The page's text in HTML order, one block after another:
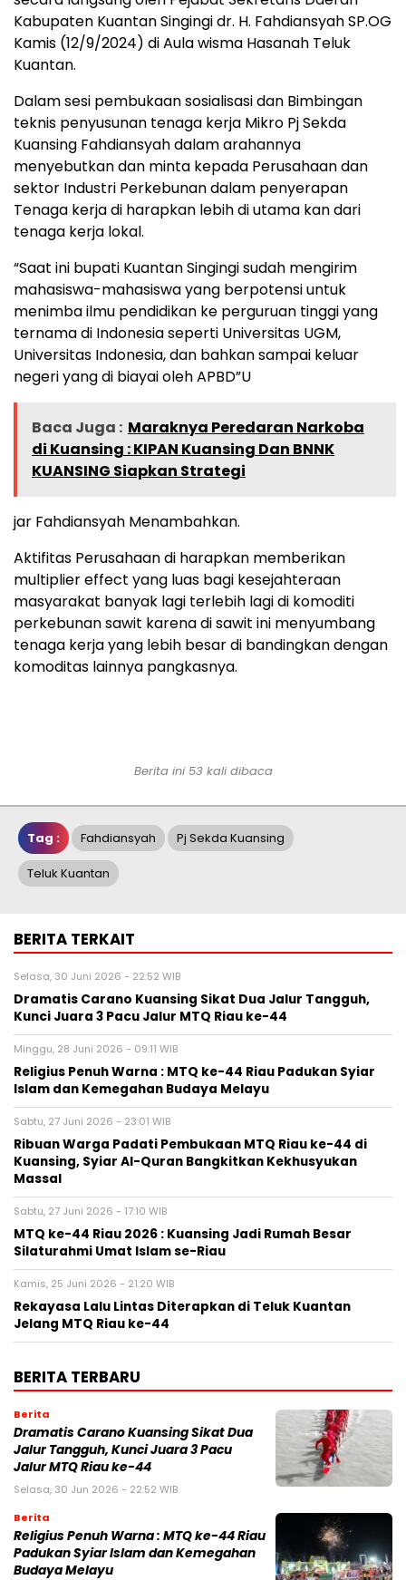
Kabupaten Kuantan Singingi dr. H. Fahdiansyah SP.OG
Kamis (12/9/2024) di Aula wisma Hasanah Teluk
Kuantan.
Dalam sesi pembukaan sosialisasi dan Bimbingan
teknis penyusunan tenaga kerja Mikro Pj Sekda
Kuansing Fahdiansyah dalam arahannya
menyebutkan dan minta kepada Perusahaan dan
sektor Industri Perkebunan dalam penyerapan
Tenaga kerja di harapkan lebih di utama kan dari
tenaga kerja lokal.
“Saat ini bupati Kuantan Singingi sudah mengirim
mahasiswa-mahasiswa yang berpotensi untuk
menimba ilmu pendidikan ke perguruan tinggi yang
ternama di Indonesia seperti Universitas UGM,
Universitas Indonesia, dan bahkan sampai keluar
negeri yang di biayai oleh APBD”U
Baca Juga : Maraknya Peredaran Narkoba
di Kuansing : KIPAN Kuansing Dan BNNK
KUANSING Siapkan Strategi
jar Fahdiansyah Menambahkan.
Aktifitas Perusahaan di harapkan memberikan
multiplier effect yang luas bagi kesejahteraan
masyarakat banyak lagi terlebih lagi di komoditi
perkebunan sawit karena di sawit ini menyumbang
tenaga kerja yang lebih besar di bandingkan dengan
komoditas lainnya pangkasnya.
Berita ini 53 kali dibaca
Tag : Fahdiansyah Pj Sekda Kuansing
Teluk Kuantan
BERITA TERKAIT
Selasa, 30 Juni 2026 - 22:52 WIB
Dramatis Carano Kuansing Sikat Dua Jalur Tangguh,
Kunci Juara 3 Pacu Jalur MTQ Riau ke-44
Minggu, 28 Juni 2026 - 09:11 WIB
Religius Penuh Warna : MTQ ke-44 Riau Padukan Syiar
Islam dan Kemegahan Budaya Melayu
Sabtu, 27 Juni 2026 - 23:01 WIB
Ribuan Warga Padati Pembukaan MTQ Riau ke-44 di
Kuansing, Syiar Al-Quran Bangkitkan Kekhusyukan
Massal
Sabtu, 27 Juni 2026 - 17:10 WIB
MTQ ke-44 Riau 2026 : Kuansing Jadi Rumah Besar
Silaturahmi Umat Islam se-Riau
Kamis, 25 Juni 2026 - 21:20 WIB
Rekayasa Lalu Lintas Diterapkan di Teluk Kuantan
Jelang MTQ Riau ke-44
BERITA TERBARU
Berita
Dramatis Carano Kuansing Sikat Dua
Jalur Tangguh, Kunci Juara 3 Pacu
Jalur MTQ Riau ke-44
Selasa, 30 Jun 2026 - 22:52 WIB
Berita
Religius Penuh Warna : MTQ ke-44 Riau
Padukan Syiar Islam dan Kemegahan
Budaya Melayu